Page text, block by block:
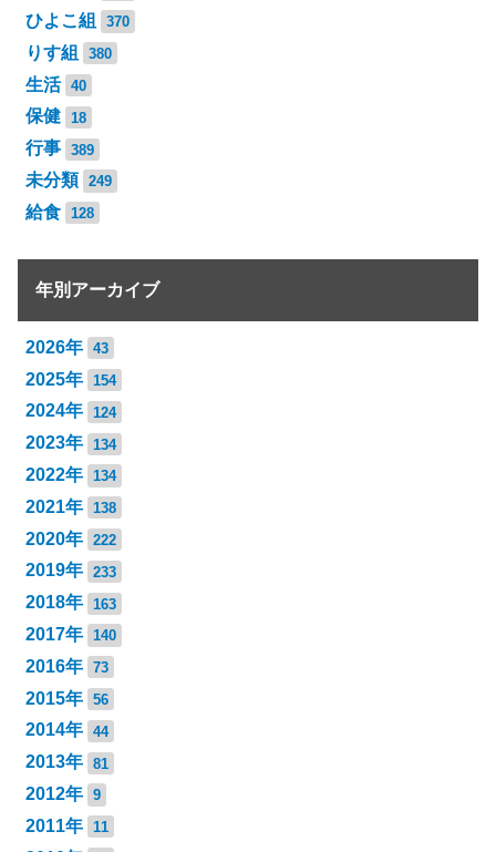
ひよこ組 370
りす組 380
生活 40
保健 18
行事 389
未分類 249
給食 128
年別アーカイブ
2026年 43
2025年 154
2024年 124
2023年 134
2022年 134
2021年 138
2020年 222
2019年 233
2018年 163
2017年 140
2016年 73
2015年 56
2014年 44
2013年 81
2012年 9
2011年 11